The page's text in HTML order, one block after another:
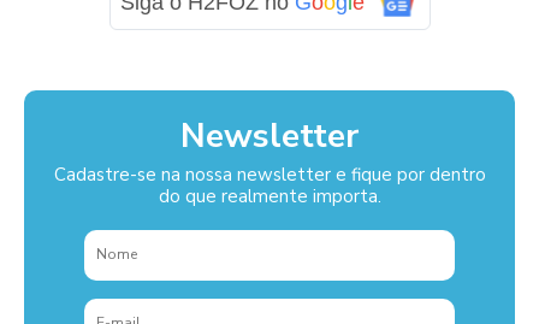
Newsletter
Cadastre-se na nossa newsletter e fique por dentro
do que realmente importa.